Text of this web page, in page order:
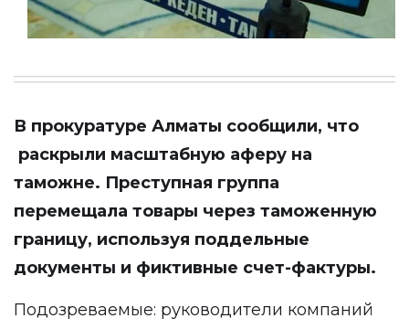
В прокуратуре Алматы сообщили, что
раскрыли масштабную аферу на
таможне. Преступная группа
перемещала товары через таможенную
границу, используя поддельные
документы и фиктивные счет-фактуры.
Подозреваемые: руководители компаний